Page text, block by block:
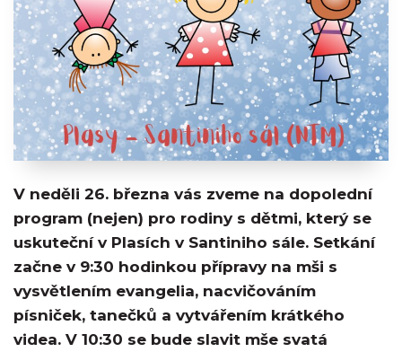
V neděli 26. března vás zveme na dopolední
program (nejen) pro rodiny s dětmi, který se
uskuteční v Plasích v Santiniho sále. Setkání
začne v 9:30 hodinkou přípravy na mši s
vysvětlením evangelia, nacvičováním
písniček, tanečků a vytvářením krátkého
videa. V 10:30 se bude slavit mše svatá